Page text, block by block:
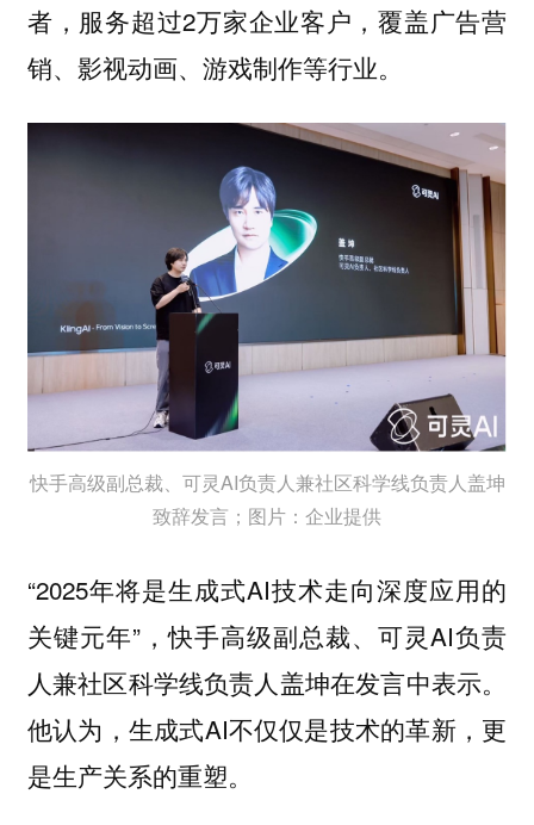
者，服务超过2万家企业客户，覆盖广告营
销、影视动画、游戏制作等行业。
快手高级副总裁、可灵AI负责人兼社区科学线负责人盖坤
致辞发言；图片：企业提供
“2025年将是生成式AI技术走向深度应用的
关键元年”，快手高级副总裁、可灵AI负责
人兼社区科学线负责人盖坤在发言中表示。
他认为，生成式AI不仅仅是技术的革新，更
是生产关系的重塑。